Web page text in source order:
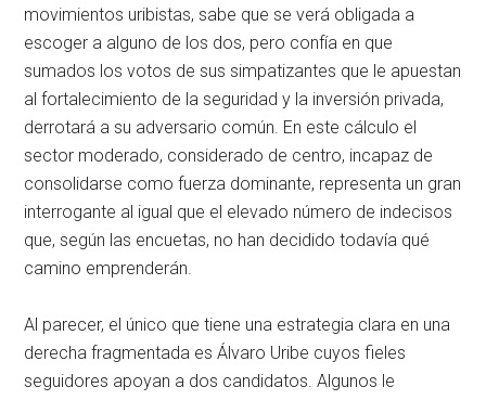
movimientos uribistas, sabe que se verá obligada a
escoger a alguno de los dos, pero confía en que
sumados los votos de sus simpatizantes que le apuestan
al fortalecimiento de la seguridad y la inversión privada,
derrotará a su adversario común. En este cálculo el
sector moderado, considerado de centro, incapaz de
consolidarse como fuerza dominante, representa un gran
interrogante al igual que el elevado número de indecisos
que, según las encuetas, no han decidido todavía qué
camino emprenderán.
Al parecer, el único que tiene una estrategia clara en una
derecha fragmentada es Álvaro Uribe cuyos fieles
seguidores apoyan a dos candidatos. Algunos le